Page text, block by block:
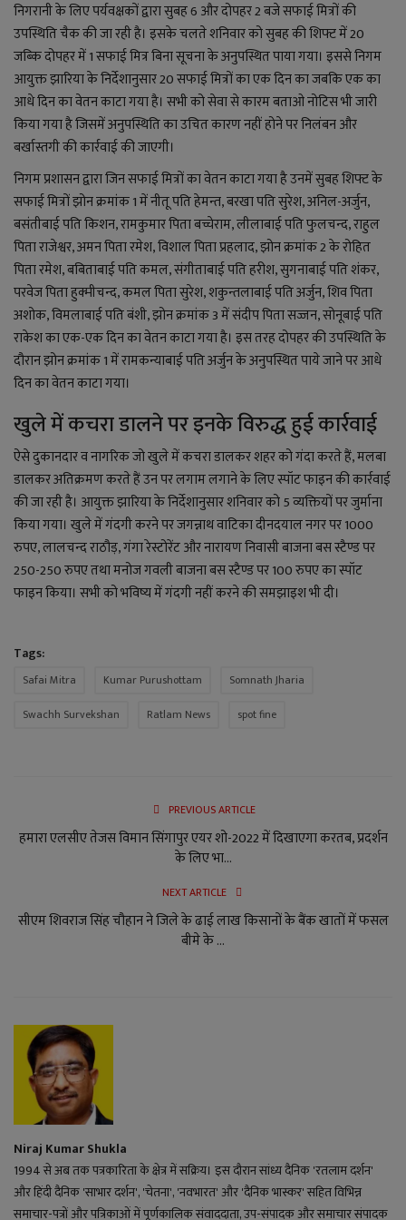
Language
English Hiindi
निगरानी के लिए पर्यवक्षकों द्वारा सुबह 6 और दोपहर 2 बजे सफाई मित्रों की
उपस्थिति चैक की जा रही है। इसके चलते शनिवार को सुबह की शिफ्ट में 20
जब्कि दोपहर में 1 सफाई मित्र बिना सूचना के अनुपस्थित पाया गया। इससे निगम
आयुक्त झारिया के निर्देशानुसार 20 सफाई मित्रों का एक दिन का जबकि एक का
आधे दिन का वेतन काटा गया है। सभी को सेवा से कारम बताओ नोटिस भी जारी
किया गया है जिसमें अनुपस्थिति का उचित कारण नहीं होने पर निलंबन और
बर्खास्तगी की कार्रवाई की जाएगी।
निगम प्रशासन द्वारा जिन सफाई मित्रों का वेतन काटा गया है उनमें सुबह शिफ्ट के
सफाई मित्रों झोन क्रमांक 1 में नीतू पति हेमन्त, बरखा पति सुरेश, अनिल-अर्जुन,
बसंतीबाई पति किशन, रामकुमार पिता बच्चेराम, लीलाबाई पति फुलचन्द, राहुल
पिता राजेश्वर, अमन पिता रमेश, विशाल पिता प्रहलाद, झोन क्रमांक 2 के रोहित
पिता रमेश, बबिताबाई पति कमल, संगीताबाई पति हरीश, सुगनाबाई पति शंकर,
परवेज पिता हुक्मीचन्द, कमल पिता सुरेश, शकुन्तलाबाई पति अर्जुन, शिव पिता
अशोक, विमलाबाई पति बंशी, झोन क्रमांक 3 में संदीप पिता सज्जन, सोनूबाई पति
राकेश का एक-एक दिन का वेतन काटा गया है। इस तरह दोपहर की उपस्थिति के
दौरान झोन क्रमांक 1 में रामकन्याबाई पति अर्जुन के अनुपस्थित पाये जाने पर आधे
दिन का वेतन काटा गया।
खुले में कचरा डालने पर इनके विरुद्ध हुई कार्रवाई
ऐसे दुकानदार व नागरिक जो खुले में कचरा डालकर शहर को गंदा करते हैं, मलबा
डालकर अतिक्रमण करते हैं उन पर लगाम लगाने के लिए स्पॉट फाइन की कार्रवाई
की जा रही है। आयुक्त झारिया के निर्देशानुसार शनिवार को 5 व्यक्तियों पर जुर्माना
किया गया। खुले में गंदगी करने पर जगन्नाथ वाटिका दीनदयाल नगर पर 1000
रुपए, लालचन्द राठौड़, गंगा रेस्टोरेंट और नारायण निवासी बाजना बस स्टैण्ड पर
250-250 रुपए तथा मनोज गवली बाजना बस स्टैण्ड पर 100 रुपए का स्पॉट
फाइन किया। सभी को भविष्य में गंदगी नहीं करने की समझाइश भी दी।
Tags:
Safai Mitra Kumar Purushottam
Somnath Jharia
Swachh Survekshan
Ratlam News spot fine
PREVIOUS ARTICLE
हमारा एलसीए तेजस विमान सिंगापुर एयर शो-2022 में दिखाएगा करतब, प्रदर्शन
के लिए भा...
NEXT ARTICLE
सीएम शिवराज सिंह चौहान ने जिले के ढाई लाख किसानों के बैंक खातों में फसल
बीमे के ...
Niraj Kumar Shukla
1994 से अब तक पत्रकारिता के क्षेत्र में सक्रिय। इस दौरान सांध्य दैनिक 'रतलाम दर्शन'
और हिंदी दैनिक 'साभार दर्शन', 'चेतना', 'नवभारत' और 'दैनिक भास्कर' सहित विभिन्न
समाचार-पत्रों और पत्रिकाओं में पूर्णकालिक संवाददाता, उप-संपादक और समाचार संपादक